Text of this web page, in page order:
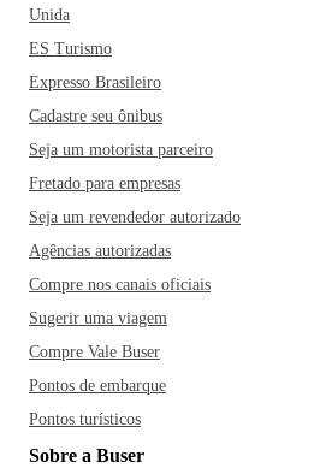
Unida
ES Turismo
Expresso Brasileiro
Cadastre seu ônibus
Seja um motorista parceiro
Fretado para empresas
Seja um revendedor autorizado
Agências autorizadas
Compre nos canais oficiais
Sugerir uma viagem
Compre Vale Buser
Pontos de embarque
Pontos turísticos
Sobre a Buser